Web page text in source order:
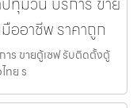
ออาชีพ ราคาถูก
ร ขายตู้เซฟ รับติดตั้งตู้
ทย ร